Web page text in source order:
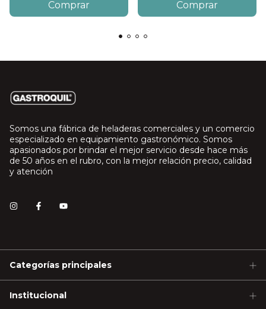
Somos una fábrica de heladeras comerciales y un comercio
especializado en equipamiento gastronómico. Somos
apasionados por brindar el mejor servicio desde hace más
de 50 años en el rubro, con la mejor relación precio, calidad
y atención
Categorías principales
Institucional